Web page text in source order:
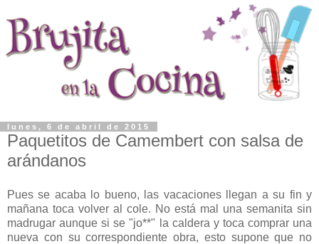
lunes, 6 de abril de 2015
Paquetitos de Camembert con salsa de
arándanos
Pues se acaba lo bueno, las vacaciones llegan a su fin y
mañana toca volver al cole. No está mal una semanita sin
madrugar aunque si se "jo**" la caldera y toca comprar una
nueva con su correspondiente obra, esto supone que no